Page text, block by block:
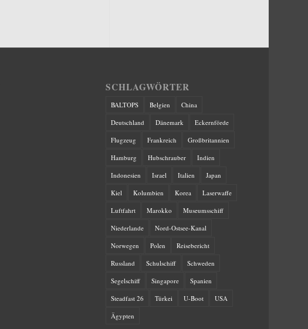
SCHLAGWÖRTER
BALTOPS Belgien
China
Deutschland
Dänemark
Eckernförde
Flugzeug
Frankreich
Großbritannien
Hamburg
Hubschrauber
Indien
Indonesien
Israel Italien
Japan
Kiel
Kolumbien Korea
Laserwaffe
Luftfahrt
Marokko
Museumsschiff
Niederlande
Nord-Ostsee-Kanal
Norwegen
Polen
Reisebericht
Russland
Schulschiff
Schweden
Segelschiff
Singapore
Spanien
Steadfast 26
Türkei U-Boot
USA
Ägypten